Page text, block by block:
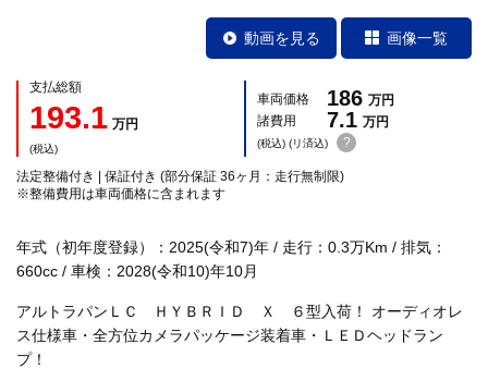
動画を見る 画像一覧
支払総額
193.1 万円
(税込)
車両価格 186 万円
諸費用
7.1 万円
(税込) (リ済込) ?
法定整備付き | 保証付き (部分保証 36ヶ月：走行無制限)
※整備費用は車両価格に含まれます
年式（初年度登録）：2025(令和7)年 / 走行：0.3万Km / 排気：
660cc / 車検：2028(令和10)年10月
アルトラパンＬＣ ＨＹＢＲＩＤ Ｘ ６型入荷！ オーディオレ
ス仕様車・全方位カメラパッケージ装着車・ＬＥＤヘッドラン
プ！